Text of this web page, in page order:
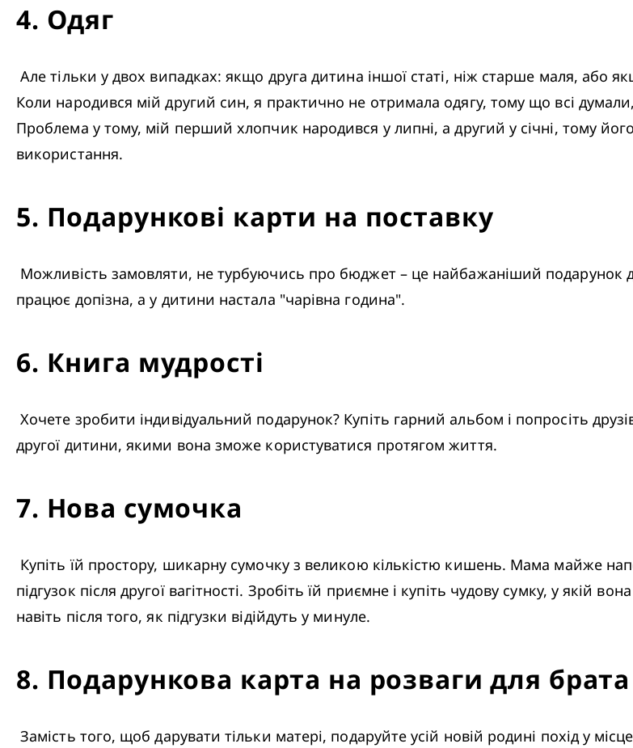
4. Одяг
Але тільки у двох випадках: якщо друга дитина іншої статі, ніж старше маля, або якщо діти однієї статі народжені в різні сезони.
Коли народився мій другий син, я практично не отримала одягу, тому що всі
Проблема у тому, мій перший хлопчик народився у липні, а другий у січні, тому
використання.
5. Подарункові карти на поставку
працює допізна, а у дитини настала "чарівна година".
6. Книга мудрості
Хочете зробити індивідуальний подарунок? Купіть гарний альбом і попросіть друзів і родичів записати свої найкращі поради для
другої дитини, якими вона зможе користуватися протягом життя.
7. Нова сумочка
підгузок після другої вагітності. Зробіть їй приємне і купіть чудову сумку, у якій
навіть після того, як підгузки відійдуть у минуле.
8. Подарункова карта на розваги для
Замість того, щоб дарувати тільки матері, подаруйте усій новій родині похід у місцевий дитячий музей, на атракціони або дитячі